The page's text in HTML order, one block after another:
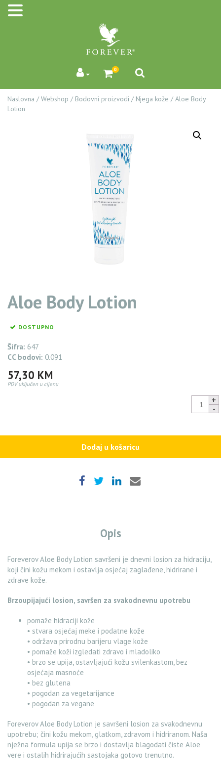
0
Naslovna / Webshop / Bodovni proizvodi / Njega kože / Aloe Body
Lotion
Aloe Body Lotion
DOSTUPNO
Šifra: 647
CC bodovi: 0.091
57,30 KM
PDV uključen u cijenu
Aloe
Body
Dodaj u košaricu
Opis
Foreverov Aloe Body Lotion savršeni je dnevni losion za hidraciju,
koji čini kožu mekom i ostavlja osjećaj zaglađene, hidrirane i
zdrave kože.
Brzoupijajući losion, savršen za svakodnevnu upotrebu
pomaže hidraciji kože
• stvara osjećaj meke i podatne kože
• održava prirodnu barijeru vlage kože
• pomaže koži izgledati zdravo i mladoliko
• brzo se upija, ostavljajući kožu svilenkastom, bez
osjećaja masnoće
• bez glutena
• pogodan za vegetarijance
• pogodan za vegane
Foreverov Aloe Body Lotion je savršeni losion za svakodnevnu
upotrebu; čini kožu mekom, glatkom, zdravom i hidriranom. Naša
nježna formula upija se brzo i dostavlja blagodati čiste Aloe
vere i ostalih hidrirajućih sastojaka gotovo trenutno.